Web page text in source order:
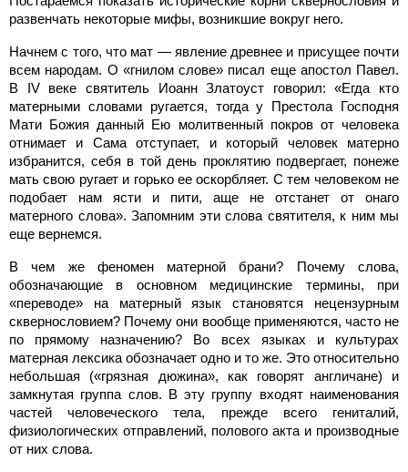
развенчать некоторые мифы, возникшие вокруг него.
Начнем с того, что мат — явление древнее и присущее почти
всем народам. О «гнилом слове» писал еще апостол Павел.
В IV веке святитель Иоанн Златоуст говорил: «Егда кто
матерными словами ругается, тогда у Престола Господня
Мати Божия данный Ею молитвенный покров от человека
отнимает и Сама отступает, и который человек матерно
избранится, себя в той день проклятию подвергает, понеже
мать свою ругает и горько ее оскорбляет. С тем человеком не
подобает нам ясти и пити, аще не отстанет от онаго
матерного слова». Запомним эти слова святителя, к ним мы
еще вернемся.
В чем же феномен матерной брани? Почему слова,
обозначающие в основном медицинские термины, при
«переводе» на матерный язык становятся нецензурным
сквернословием? Почему они вообще применяются, часто не
по прямому назначению? Во всех языках и культурах
матерная лексика обозначает одно и то же. Это относительно
небольшая («грязная дюжина», как говорят англичане) и
замкнутая группа слов. В эту группу входят наименования
частей человеческого тела, прежде всего гениталий,
физиологических отправлений, полового акта и производные
от них слова.